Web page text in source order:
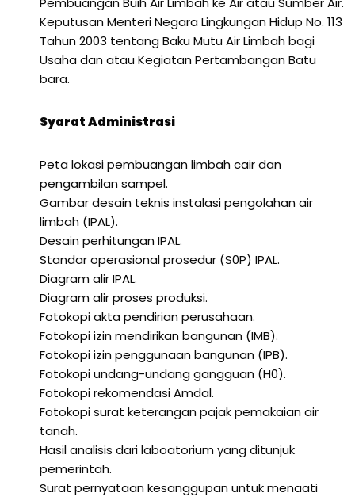
Keputusan Menteri Negara Lingkungan Hidup No. 113
Tahun 2003 tentang Baku Mutu Air Limbah bagi
Usaha dan atau Kegiatan Pertambangan Batu
bara.
Syarat Administrasi
Peta lokasi pembuangan limbah cair dan
pengambilan sampel.
Gambar desain teknis instalasi pengolahan air
limbah (IPAL).
Desain perhitungan IPAL.
Standar operasional prosedur (S0P) IPAL.
Diagram alir IPAL.
Diagram alir proses produksi.
Fotokopi akta pendirian perusahaan.
Fotokopi izin mendirikan bangunan (IMB).
Fotokopi izin penggunaan bangunan (IPB).
Fotokopi undang-undang gangguan (H0).
Fotokopi rekomendasi Amdal.
Fotokopi surat keterangan pajak pemakaian air
tanah.
Hasil analisis dari laboatorium yang ditunjuk
pemerintah.
Surat pernyataan kesanggupan untuk menaati